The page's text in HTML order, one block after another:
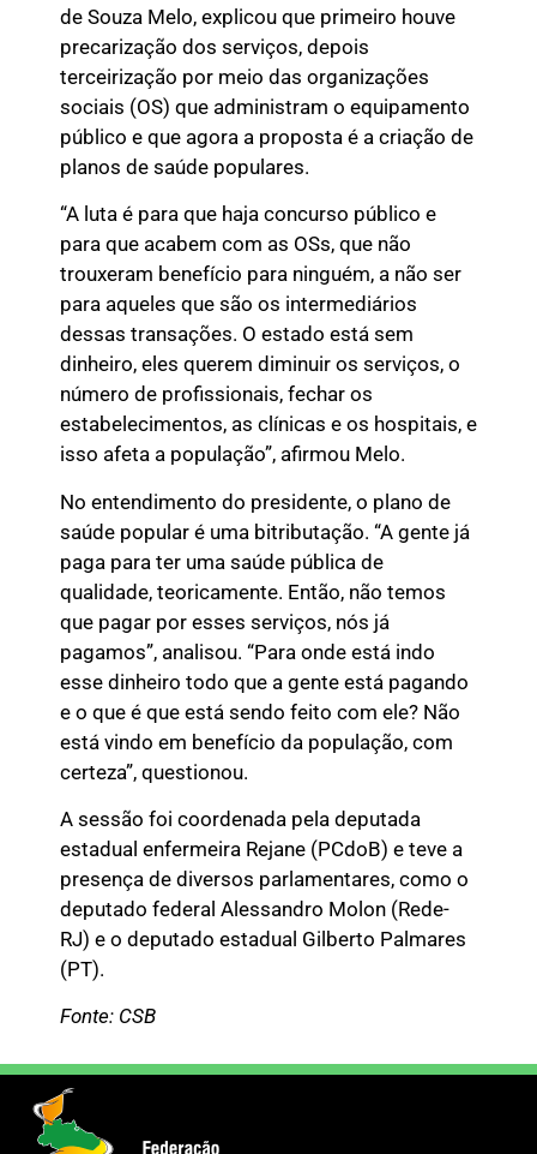
de Souza Melo, explicou que primeiro houve
precarização dos serviços, depois
terceirização por meio das organizações
sociais (OS) que administram o equipamento
público e que agora a proposta é a criação de
planos de saúde populares.
“A luta é para que haja concurso público e
para que acabem com as OSs, que não
trouxeram benefício para ninguém, a não ser
para aqueles que são os intermediários
dessas transações. O estado está sem
dinheiro, eles querem diminuir os serviços, o
número de profissionais, fechar os
estabelecimentos, as clínicas e os hospitais, e
isso afeta a população”, afirmou Melo.
No entendimento do presidente, o plano de
saúde popular é uma bitributação. “A gente já
paga para ter uma saúde pública de
qualidade, teoricamente. Então, não temos
que pagar por esses serviços, nós já
pagamos”, analisou. “Para onde está indo
esse dinheiro todo que a gente está pagando
e o que é que está sendo feito com ele? Não
está vindo em benefício da população, com
certeza”, questionou.
A sessão foi coordenada pela deputada
estadual enfermeira Rejane (PCdoB) e teve a
presença de diversos parlamentares, como o
deputado federal Alessandro Molon (Rede-
RJ) e o deputado estadual Gilberto Palmares
(PT).
Fonte: CSB